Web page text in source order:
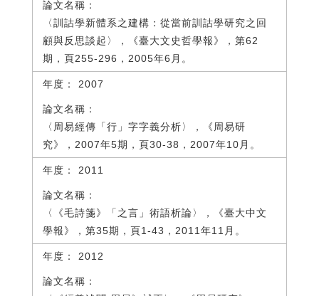
〈訓詁學新體系之建構：從當前訓詁學研究之回
顧與反思談起〉，《臺大文史哲學報》，第62
期，頁255-296，2005年6月。
2007
〈周易經傳「行」字字義分析〉，《周易研
究》，2007年5期，頁30-38，2007年10月。
2011
〈《毛詩箋》「之言」術語析論〉，《臺大中文
學報》，第35期，頁1-43，2011年11月。
2012